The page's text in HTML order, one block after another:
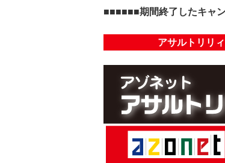
■■■■■■期間終了したキャ
アサルトリリ